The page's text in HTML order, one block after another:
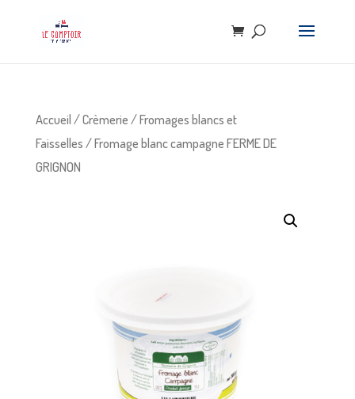
Accueil/Crèmerie/Fromages blancs et
Faisselles/ Fromage blanc campagne FERME DE
GRIGNON